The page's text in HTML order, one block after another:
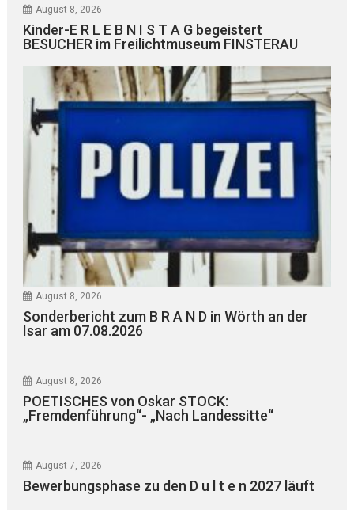
August 8, 2026
Kinder-E R L E B N I S T A G begeistert
BESUCHER im Freilichtmuseum FINSTERAU
August 8, 2026
Sonderbericht zum B R A N D in Wörth an der
Isar am 07.08.2026
August 8, 2026
POETISCHES von Oskar STOCK:
„Fremdenführung“- „Nach Landessitte“
August 7, 2026
Bewerbungsphase zu den D u l t e n 2027 läuft